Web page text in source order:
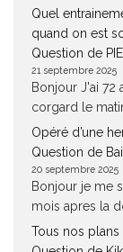
Quel
quand on est
Question de
21 septembre 2025
Bonjour J'ai 72
corgard le
Opéré d’une
Question de
20 septembre 2025
Bonjour je me
mois apres la
Tous nos plans